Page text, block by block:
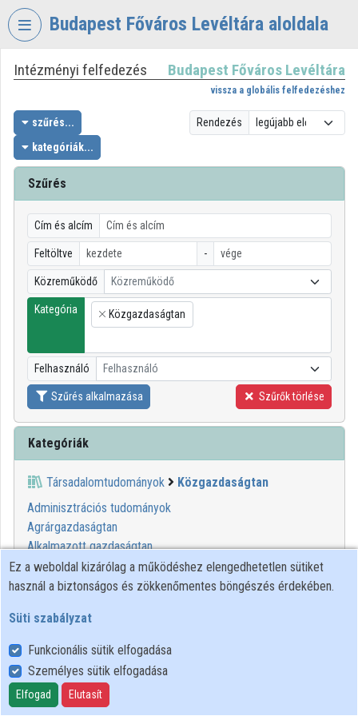
Fejléc kihagyása
Budapest Főváros Levéltára aloldala
VIDEOTORIUM
BUDAPEST
FŐVÁROS
LEVÉLTÁRA
Intézményi kezdőlap
Bejelentkezés
Intézményi felfedezés
Kategóriák
Intézményi listák
Intézmények
Közreműködők
Intézményi felfedezés Budapest Főváros Levéltára
vissza a globális felfedezéshez
szűrés...
kategóriák...
Rendezés
Szűrés
Cím és alcím
Feltöltve -
Közreműködő Közreműködő
Kategória
×
Közgazdaságtan
Felhasználó Felhasználó
Szűrés alkalmazása Szűrők törlése
Kategóriák
Társadalomtudományok
Közgazdaságtan
Adminisztrációs tudományok
Agrárgazdaságtan
Alkalmazott gazdaságtan
Állatorvosi gazdaságtan
Bankügyletek
Egészségügyi gazdaságtan
Élelmiszer-gazdaságtan
Építésügyi gazdaságtan
Értékbecslés
Fejlesztési közgazdaságtan
Ez a weboldal kizárólag a működéshez elengedhetetlen sütiket
használ a biztonságos és zökkenőmentes böngészés érdekében.
Süti szabályzat
Funkcionális sütik elfogadása
Személyes sütik elfogadása
Elfogad Elutasít